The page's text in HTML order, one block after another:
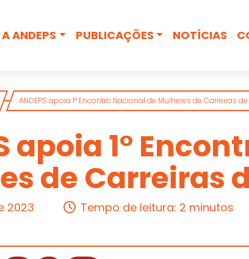
A ANDEPS
PUBLICAÇÕES NOTÍCIAS
ANDEPS apoia 1° Encontro Nacional de Mulheres de Carreiras
apoia 1°
de Carreiras
2023 Tempo de leitura: 2 minutos